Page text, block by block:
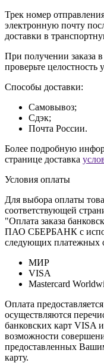
Трек номер
электронную почту
доставки в
При получении заказа
проверьте целостность
Способы доставки:
Самовывоз;
Сдэк;
Почта России.
Более подробную
странице доставка
Условия оплаты
Для выбора оплаты
соответствующей
"Оплата заказа
ПАО СБЕРБАНК с
следующих платежных
МИР
VISA
Mastercard
Оплата
осуществляются
банковских карт VISA
возможности
предоставленных
карту.